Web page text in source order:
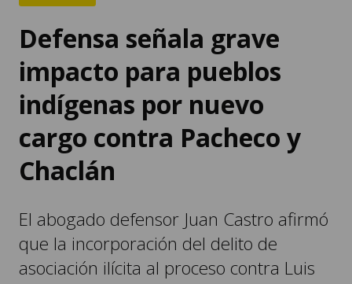
impacto para pueblos
indígenas por nuevo
cargo contra Pacheco y
Chaclán
El abogado defensor Juan Castro afirmó
asociación ilícita al proceso contra Luis
Pacheco y Héctor Chaclán podría sentar
un precedente que afecte a los pueblos